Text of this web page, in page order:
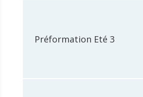
Préformation Eté 3